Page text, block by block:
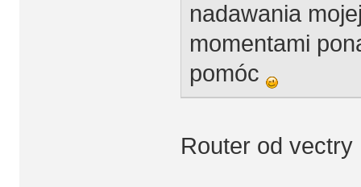
nadawania
momentami
pomóc
Router od